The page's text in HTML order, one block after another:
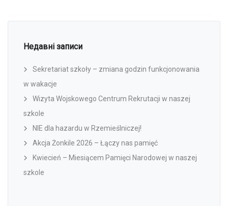
Недавні записи
Sekretariat szkoły – zmiana godzin funkcjonowania
w wakacje
Wizyta Wojskowego Centrum Rekrutacji w naszej
szkole
NIE dla hazardu w Rzemieślniczej!
Akcja Żonkile 2026 – Łączy nas pamięć
Kwiecień – Miesiącem Pamięci Narodowej w naszej
szkole